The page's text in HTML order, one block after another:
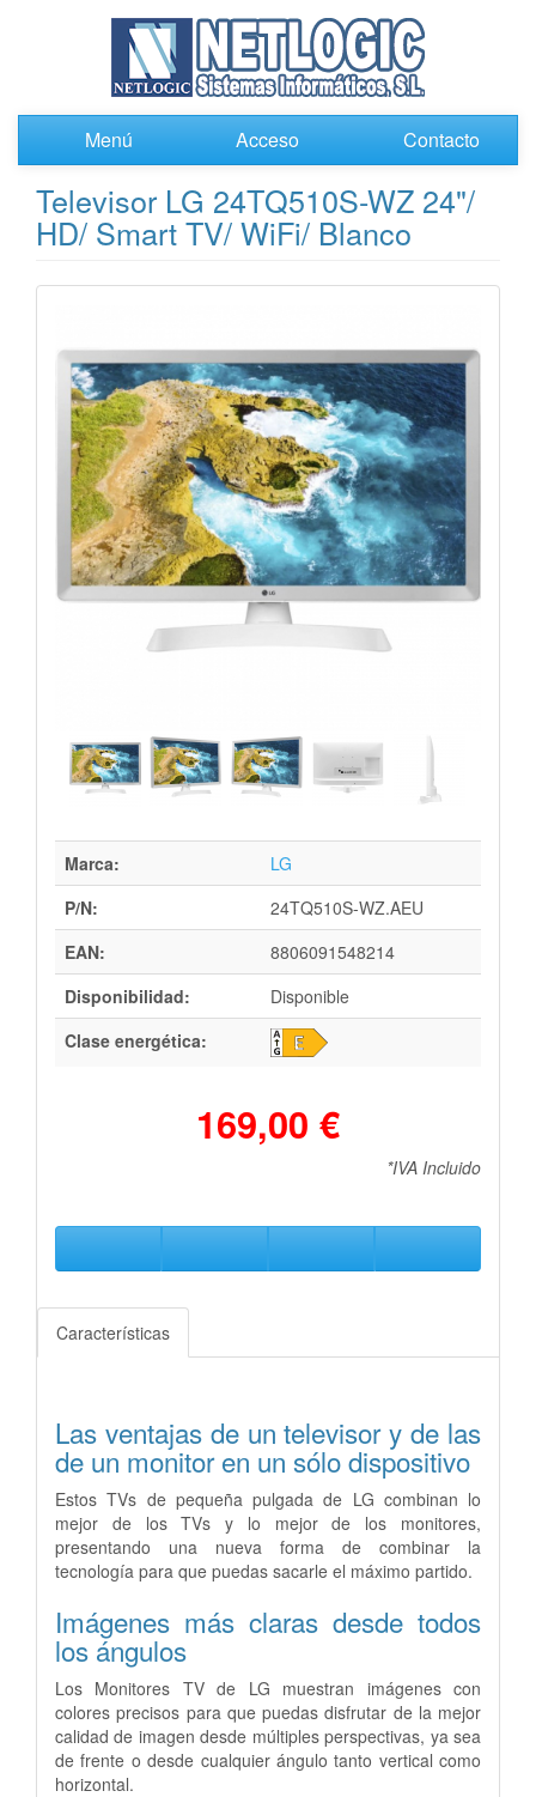
Menú Acceso Contacto
Televisor LG 24TQ510S-WZ 24"/
HD/ Smart TV/ WiFi/ Blanco
Marca:
LG
P/N:
24TQ510S-WZ.AEU
EAN:
8806091548214
Disponibilidad:
Disponible
Clase energética:
169,00 €
*IVA Incluido
Características
Las ventajas de un televisor y de las
de un monitor en un sólo dispositivo
Estos TVs de pequeña pulgada de LG combinan lo
mejor de los TVs y lo mejor de los monitores,
presentando una nueva forma de combinar la
tecnología para que puedas sacarle el máximo partido.
Imágenes más claras desde todos
los ángulos
Los Monitores TV de LG muestran imágenes con
colores precisos para que puedas disfrutar de la mejor
calidad de imagen desde múltiples perspectivas, ya sea
de frente o desde cualquier ángulo tanto vertical como
horizontal.